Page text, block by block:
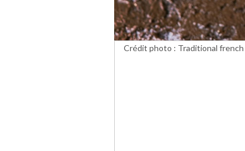
Crédit photo : Traditional